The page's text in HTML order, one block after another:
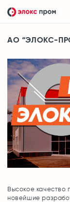
АО “ЭЛОКС-
Высокое качество
новейшие